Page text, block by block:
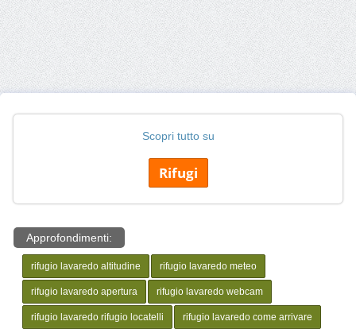
Scopri tutto su
Rifugi
Approfondimenti:
rifugio lavaredo altitudine rifugio lavaredo meteo
rifugio lavaredo apertura rifugio lavaredo webcam
rifugio lavaredo rifugio locatelli rifugio lavaredo come arrivare